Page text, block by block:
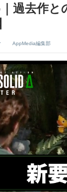
過去作
AppMedia編集部